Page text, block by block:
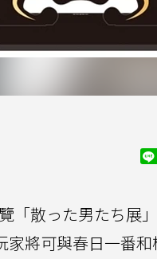
「散った男たち展
家將可與春日一番